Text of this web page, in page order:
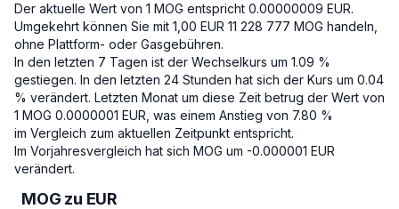
Der aktuelle Wert von 1 MOG entspricht 0.00000009 EUR.
Umgekehrt können Sie mit 1,00 EUR 11 228 777 MOG handeln,
ohne Plattform- oder Gasgebühren.
In den letzten 7 Tagen ist der Wechselkurs um 1.09 %
gestiegen. In den letzten 24 Stunden hat sich der Kurs um 0.04
% verändert. Letzten Monat um diese Zeit betrug der Wert von
1 MOG 0.0000001 EUR, was einem Anstieg von 7.80 %
im Vergleich zum aktuellen Zeitpunkt entspricht.
Im Vorjahresvergleich hat sich MOG um -0.000001 EUR
verändert.
MOG zu EUR